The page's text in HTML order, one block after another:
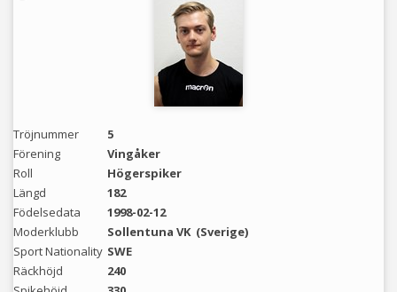
Tröjnummer
5
Förening
Vingåker
Roll
Högerspiker
Längd
182
Födelsedata
1998-02-12
Moderklubb
Sollentuna VK (Sverige)
Sport Nationality SWE
Räckhöjd
240